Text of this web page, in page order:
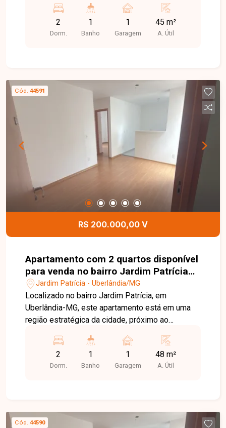
e salão de festas. Ideal para quem busca
conforto e praticidade no dia a dia.
2
Dorm.
1
Banho
1
Garagem
45 m²
A. Útil
Cód. 44591
R$ 200.000,00 V
Apartamento com 2 quartos disponível
para venda no bairro Jardim Patrícia
em Uberlândia-MG
Jardim Patrícia - Uberlândia/MG
Localizado no bairro Jardim Patrícia, em
Uberlândia-MG, este apartamento está em uma
região estratégica da cidade, próximo ao
Americanas, farmácias e diversos comércios.
Além disso, possui fácil acesso às principais
avenidas do bairro, proporcionando praticidade e
banheiro social e 1 vaga de garagem. O
2
Dorm.
1
Banho
1
Garagem
48 m²
A. Útil
Cód. 44590